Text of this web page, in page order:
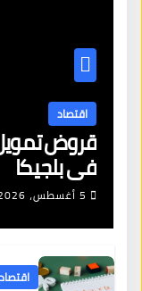
اقتصاد
قروض
في بلجيكا
5 أغسطس، 2026
اقتصاد